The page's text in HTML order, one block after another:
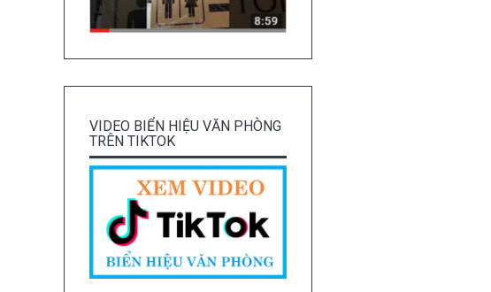
VIDEO BIỂN HIỆU VĂN PHÒNG
TRÊN TIKTOK